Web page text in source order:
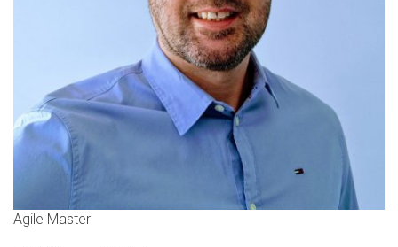
Agile Master